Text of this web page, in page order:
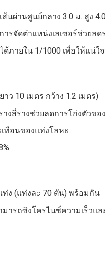
นผ่านศูนย์กลาง 3.0 ม. สูง
รจัดตำแหน่งเลเซอร์ช่วยล
ภายใน 1/1000 เพื่อให้แน่
ว 10 เมตร กว้าง 1.2 เมตร)
สี่รางช่วยลดการโก่งตัวขอ
ทือนของแท่งโลหะ
ง (แท่งละ 70 ตัน) พร้อมกัน
รถซิงโครไนซ์ความเร็วแล